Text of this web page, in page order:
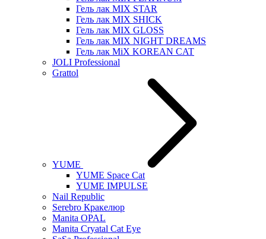
Гель лак MIX STAR
Гель лак MIX SHICK
Гель лак MIX GLOSS
Гель лак MIX NIGHT DREAMS
Гель лак MiX KOREAN CAT
JOLI Professional
Grattol
YUME
YUME Space Cat
YUME IMPULSE
Nail Republic
Serebro Кракелюр
Manita OPAL
Manita Cryatal Cat Eye